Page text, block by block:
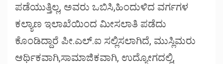
ಪಡೆಯುತ್ತಿಲ್ಲ, ಅವರು ಒಬಿಸಿ,ಹಿಂದುಳಿದ ವರ್ಗಗಳ
ಕಲ್ಯಾಣ ಇಲಾಖೆಯಿಂದ ಮೀಸಲಾತಿ ಪಡೆದು
ಕೊಂಡಿದ್ದಾರೆ ಪೀ.ಎಲ್.ಐ ಸಲ್ಲಿಸಲಾಗಿದೆ, ಮುಸ್ಲಿಮರು
ಆರ್ಥಿಕವಾಗಿ,ಸಾಮಾಜಿಕವಾಗಿ, ಉದ್ಯೋಗದಲ್ಲಿ,